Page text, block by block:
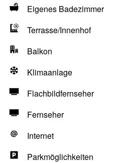
Eigenes Badezimmer
Terrasse/Innenhof
Balkon
Klimaanlage
Flachbildfernseher
Fernseher
Internet
Parkmöglichkeiten